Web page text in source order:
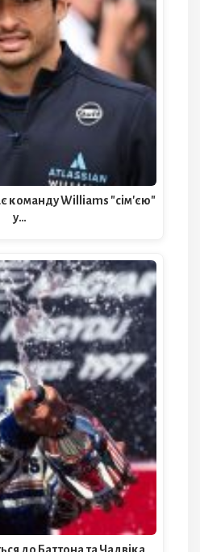
команду Williams "сім'єю"
у…